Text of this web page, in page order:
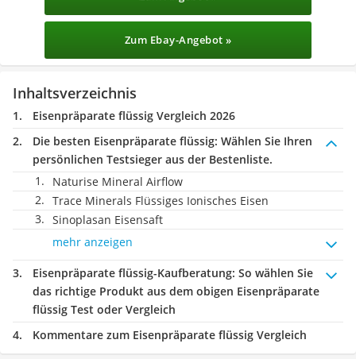
Zum Ebay-Angebot »
Inhaltsverzeichnis
Eisenpräparate flüssig Vergleich 2026
Die besten Eisenpräparate flüssig: Wählen Sie Ihren
persönlichen Testsieger aus der Bestenliste.
Naturise Mineral Airflow
Trace Minerals Flüssiges Ionisches Eisen
Sinoplasan Eisensaft
mehr anzeigen
Eisenpräparate flüssig-Kaufberatung: So wählen Sie
das richtige Produkt aus dem obigen Eisenpräparate
flüssig Test oder Vergleich
Kommentare zum Eisenpräparate flüssig Vergleich